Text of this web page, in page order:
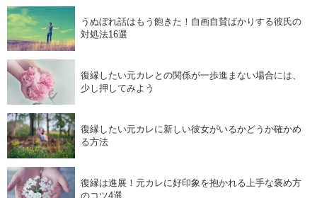
うぬぼれ話はもう飽きた！自画自賛ばかりする彼氏の
対処法16選
復縁したい元カレとの関係が一歩進まない場合には、
少し押してみよう
復縁したい元カレに新しい彼女がいるかどうか確かめ
る方法
復縁は進展！元カレに好印象を抱かれる上手な褒め方
のコツ4選